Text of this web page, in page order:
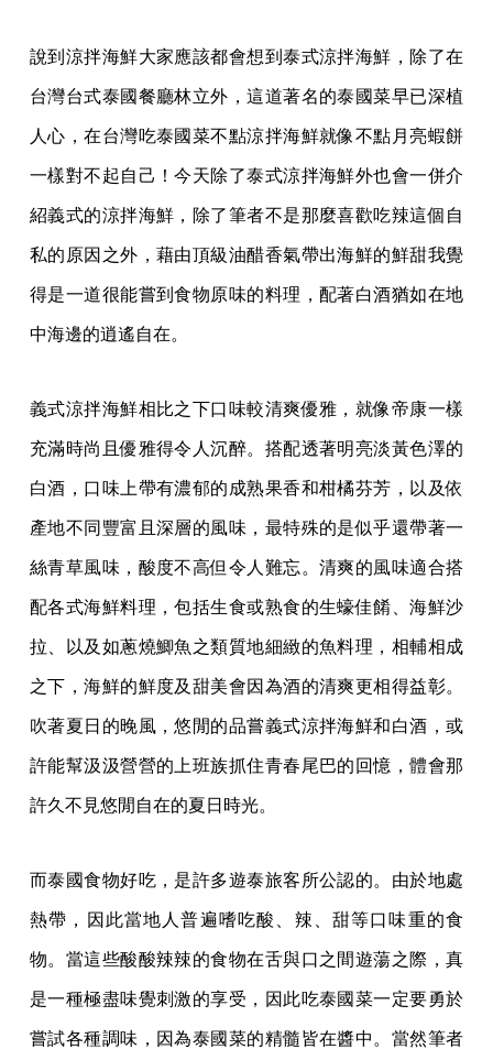
說到涼拌海鮮大家應該都會想到泰式涼拌海鮮，除了在
台灣台式泰國餐廳林立外，這道著名的泰國菜早已深植
人心，在台灣吃泰國菜不點涼拌海鮮就像不點月亮蝦餅
一樣對不起自己！今天除了泰式涼拌海鮮外也會一併介
紹義式的涼拌海鮮，除了筆者不是那麼喜歡吃辣這個自
私的原因之外，藉由頂級油醋香氣帶出海鮮的鮮甜我覺
得是一道很能嘗到食物原味的料理，配著白酒猶如在地
中海邊的逍遙自在。
義式涼拌海鮮相比之下口味較清爽優雅，就像帝康一樣
充滿時尚且優雅得令人沉醉。搭配透著明亮淡黃色澤的
白酒，口味上帶有濃郁的成熟果香和柑橘芬芳，以及依
產地不同豐富且深層的風味，最特殊的是似乎還帶著一
絲青草風味，酸度不高但令人難忘。清爽的風味適合搭
配各式海鮮料理，包括生食或熟食的生蠔佳餚、海鮮沙
拉、以及如蔥燒鯽魚之類質地細緻的魚料理，相輔相成
之下，海鮮的鮮度及甜美會因為酒的清爽更相得益彰。
吹著夏日的晚風，悠閒的品嘗義式涼拌海鮮和白酒，或
許能幫汲汲營營的上班族抓住青春尾巴的回憶，體會那
許久不見悠閒自在的夏日時光。
而泰國食物好吃，是許多遊泰旅客所公認的。由於地處
熱帶，因此當地人普遍嗜吃酸、辣、甜等口味重的食
物。當這些酸酸辣辣的食物在舌與口之間遊蕩之際，真
是一種極盡味覺刺激的享受，因此吃泰國菜一定要勇於
嘗試各種調味，因為泰國菜的精髓皆在醬中。當然筆者